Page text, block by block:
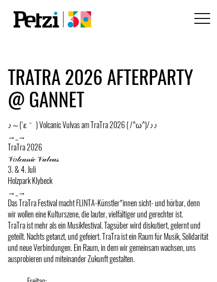
TRATRA 2026 AFTERPARTY
@ GANNET
♪～(´ε｀ ) Volcanic Vulvas am TraTra 2026 ( /^ω^)/♪♪
→_→
TraTra 2026
𝒱𝑜𝓁𝒸𝒶𝓃𝒾𝒸 𝒱𝓊𝓁𝓋𝒶𝓈
3. & 4. Juli
Holzpark Klybeck
→_→
Das TraTra Festival macht FLINTA-Künstler*innen sicht- und hörbar, denn
wir wollen eine Kulturszene, die lauter, vielfältiger und gerechter ist.
TraTra ist mehr als ein Musikfestival. Tagsüber wird diskutiert, gelernt und
geteilt. Nachts getanzt, und gefeiert. TraTra ist ein Raum für Musik, Solidarität
und neue Verbindungen. Ein Raum, in dem wir gemeinsam wachsen, uns
ausprobieren und miteinander Zukunft gestalten.